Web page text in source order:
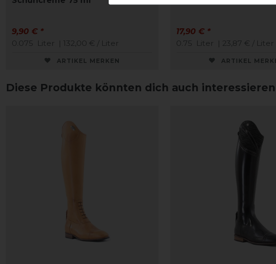
9,90 € *
0.075 Liter | 132,00 € / Liter
ARTIKEL MERKEN
17,90 € *
0.75 Liter | 23,87 € / Liter
ARTIKEL
Diese Produkte könnten dich auch interessieren